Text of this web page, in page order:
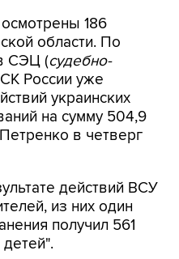
186
области. По
СЭЦ (судебно-
России уже
украинских
на сумму 504,9
в четверг
действий ВСУ
из них один
получил 561